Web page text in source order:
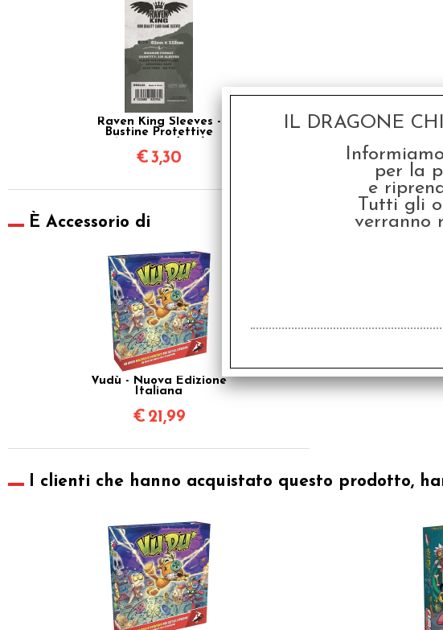
Raven King Sleeves -
Bustine Protettive
€3,30
È Accessorio di
Vudù - Nuova Edizione
Italiana
€ 21,99
I clienti che hanno acquistato questo prodotto,
IL DRAGONE
per la
e
Tutti gli
verranno